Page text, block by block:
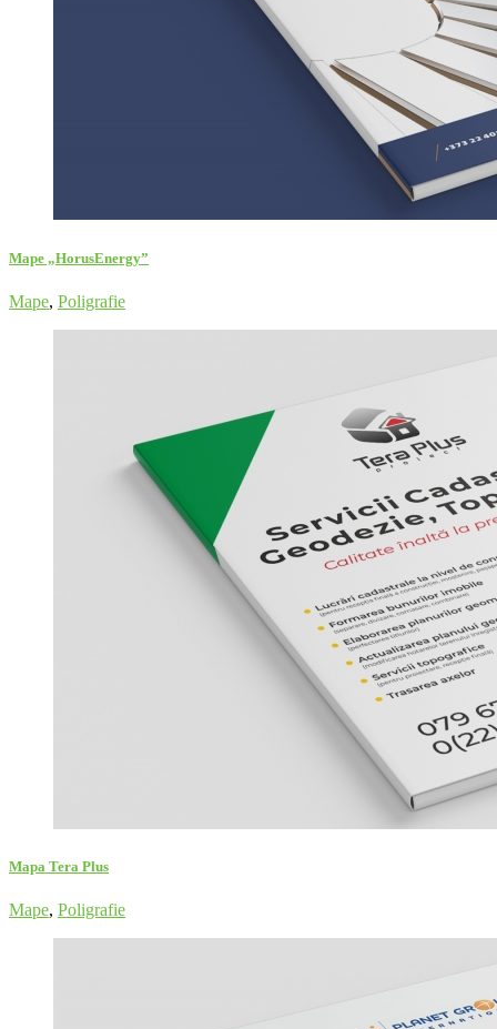
Mape „HorusEnergy”
Mape, Poligrafie
Mapa Tera Plus
Mape, Poligrafie